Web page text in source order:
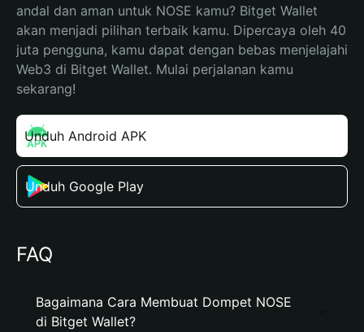
andal dan aman untuk NOSE kamu? Bitget Wallet
akan menjadi pilihan terbaik kamu. Dipercaya oleh 40
juta pengguna, kamu dapat dengan bebas menjelajahi
Web3 di Bitget Wallet. Mulai perjalanan kamu
sekarang!
Unduh Android APK
Unduh Google Play
FAQ
Bagaimana Cara Membuat Dompet NOSE
di Bitget Wallet?